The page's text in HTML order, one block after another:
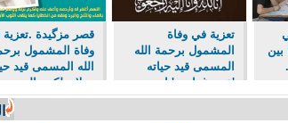
بين
تعزية في وفاة
المشمول برحمة الله
المسمى قيد حياته
'عمر غزاوي ' ابن
الاستاذ عبد الرزاق
قصر مزگيدة
وفاة المشمول
الله المسمى قيد
مولاي لكبير الحسني
علوي من عائلة هل
باسيدي العريقة في